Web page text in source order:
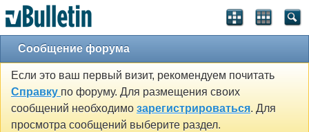
Сообщение форума
Если это ваш первый визит, рекомендуем почитать
Справку по форуму. Для размещения своих
сообщений необходимо зарегистрироваться. Для
просмотра сообщений выберите раздел.